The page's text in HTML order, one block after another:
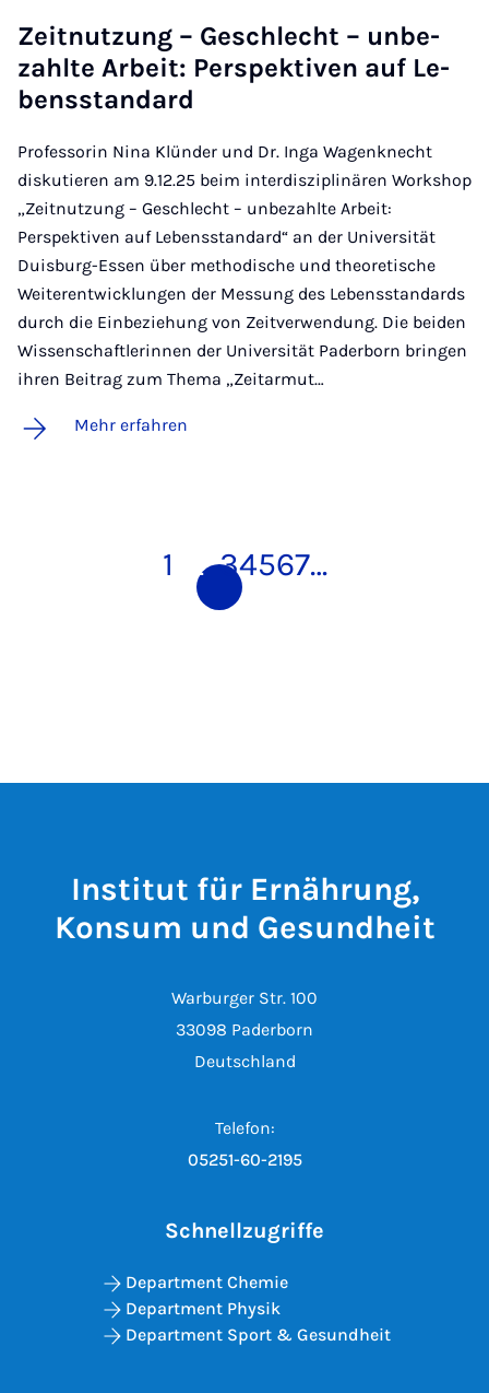
Zeit­nut­zung – Ge­schlecht – un­be­
zahl­te Ar­beit: Per­spek­ti­ven auf Le­
bens­stan­dard
Professorin Nina Klünder und Dr. Inga Wagenknecht
diskutieren am 9.12.25 beim interdisziplinären Workshop
„Zeitnutzung – Geschlecht – unbezahlte Arbeit:
Perspektiven auf Lebensstandard“ an der Universität
Duisburg-Essen über methodische und theoretische
Weiterentwicklungen der Messung des Lebensstandards
durch die Einbeziehung von Zeitverwendung. Die beiden
Wissenschaftlerinnen der Universität Paderborn bringen
ihren Beitrag zum Thema „Zeitarmut…
Mehr erfahren
1 2 34567…
Institut für Ernährung,
Konsum und Gesundheit
Warburger Str. 100
33098 Paderborn
Deutschland
Telefon:
05251-60-2195
Schnellzugriffe
Department Chemie
Department Physik
Department Sport & Gesundheit